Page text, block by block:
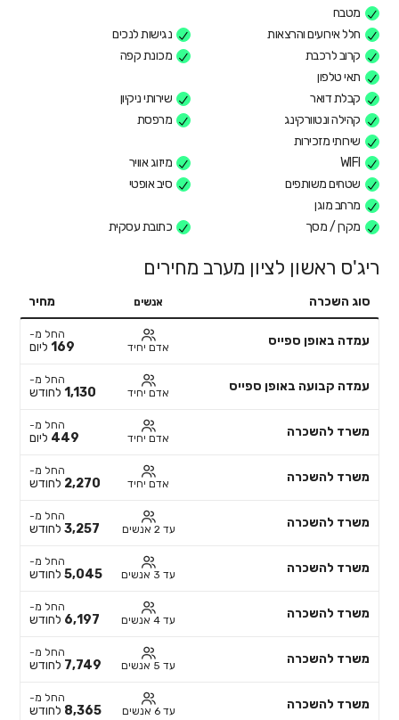
מטבח
חלל אירועים והרצאות
נגישות לנכים
קרוב לרכבת
מכונת קפה
תאי טלפון
קבלת דואר
שירותי ניקיון
קהילה ונטוורקינג
מרפסת
שירותי מזכירות
WIFI
מיזוג אוויר
שטחים משותפים
סיב אופטי
מרחב מוגן
מקרן / מסך
כתובת עסקית
ריג'ס ראשון לציון מערב מחירים
סוג השכרה אנשים מחיר
עמדה באופן ספייס אדם יחיד
החל מ-
169 ליום
עמדה קבועה באופן ספייס אדם יחיד
החל מ-
1,130 לחודש
משרד להשכרה אדם יחיד
החל מ-
449 ליום
משרד להשכרה אדם יחיד
החל מ-
2,270 לחודש
משרד להשכרה עד 2 אנשים
החל מ-
3,257 לחודש
משרד להשכרה עד 3 אנשים
החל מ-
5,045 לחודש
משרד להשכרה עד 4 אנשים
החל מ-
6,197 לחודש
משרד להשכרה עד 5 אנשים
החל מ-
7,749 לחודש
משרד להשכרה עד 6 אנשים
החל מ-
8,365 לחודש